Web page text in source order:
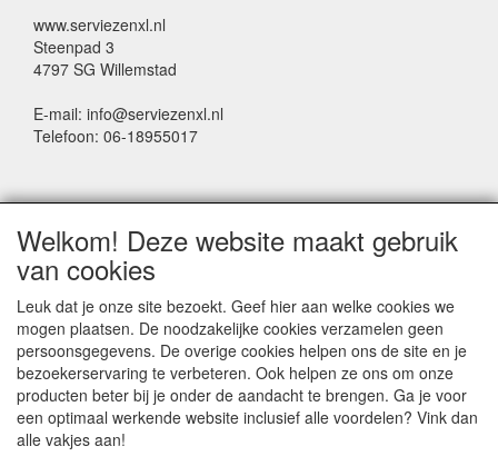
www.serviezenxl.nl
Steenpad 3
4797 SG Willemstad
E-mail: info@serviezenxl.nl
Telefoon: 06-18955017
Voornaam
Achternaam
E-mail
Welkom! Deze website maakt gebruik
van cookies
Leuk dat je onze site bezoekt. Geef hier aan welke cookies we
mogen plaatsen. De noodzakelijke cookies verzamelen geen
persoonsgegevens. De overige cookies helpen ons de site en je
bezoekerservaring te verbeteren. Ook helpen ze ons om onze
producten beter bij je onder de aandacht te brengen. Ga je voor
een optimaal werkende website inclusief alle voordelen? Vink dan
alle vakjes aan!